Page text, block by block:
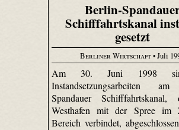
Berlin-
Schifffahrtskanal
gesetzt
Berliner Wirtschaft• Juli
Am 30. Juni 1998
Instandsetzungsarbeiten
Spandauer
Westhafen mit der Spree im
Bereich verbindet,